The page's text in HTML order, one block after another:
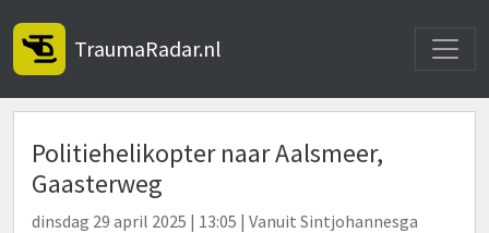
TraumaRadar.nl
Politiehelikopter naar Aalsmeer,
Gaasterweg
dinsdag 29 april 2025 | 13:05 | Vanuit Sintjohannesga